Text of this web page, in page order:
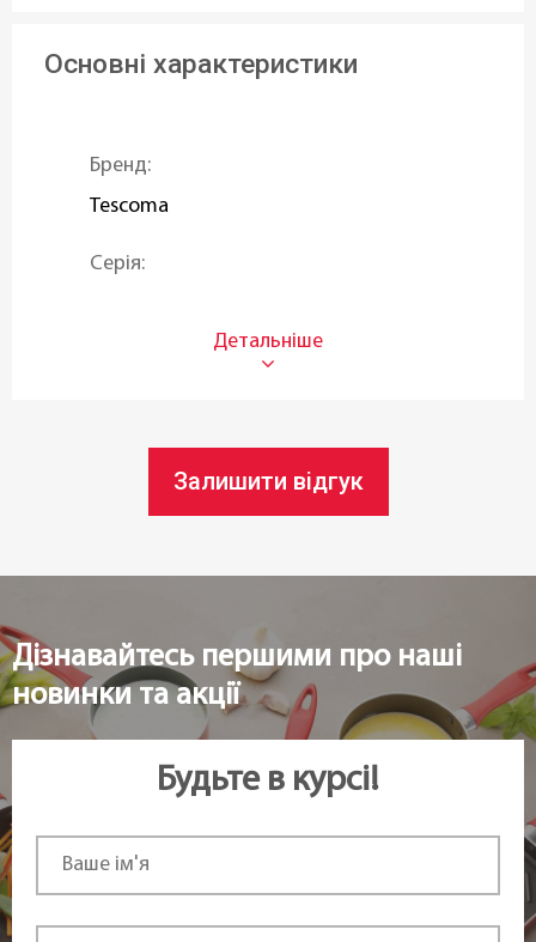
Основні характеристики
Бренд:
Tescoma
Серія:
Статус товару:
В наявності
Залишити відгук
Дізнавайтесь першими про наші
новинки та акції
Будьте в курсі!